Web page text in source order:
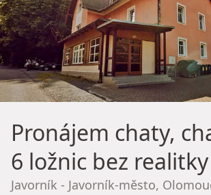
Pronájem chaty,
6 ložnic bez realitky
Javorník - Javorník-město,